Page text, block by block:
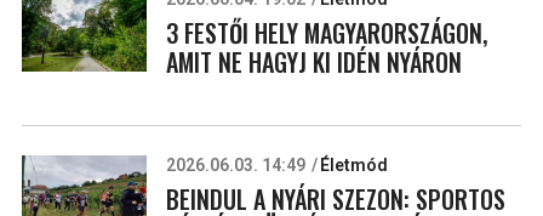
3 FESTŐI HELY MAGYARORSZÁGON,
AMIT NE HAGYJ KI IDÉN NYÁRON
2026.06.03. 14:49 Életmód
BEINDUL A NYÁRI SZEZON: SPORTOS